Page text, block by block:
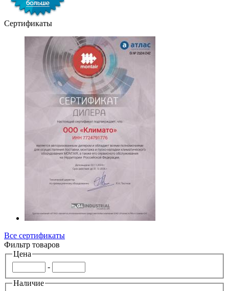
Сертификаты
Все сертификаты
Фильтр товаров
Цена
-
Наличие